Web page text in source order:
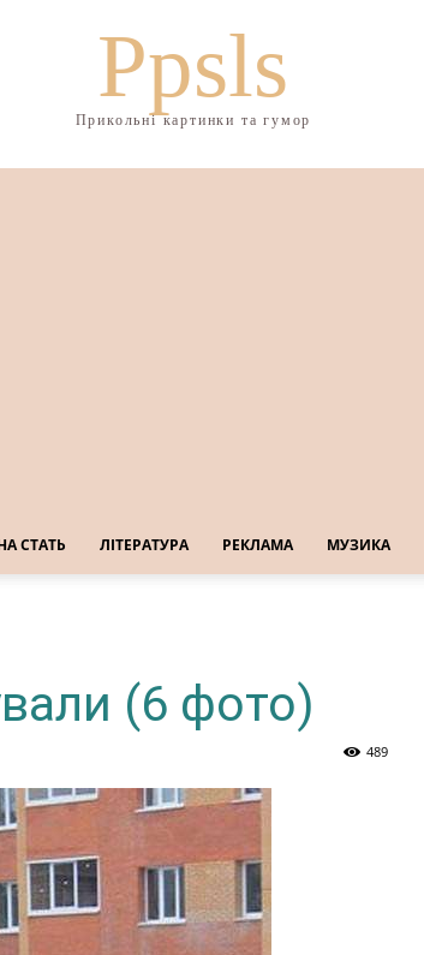
Ppsls
Прикольні картинки та гумор
СТАТЬ ЛІТЕРАТУРА РЕКЛАМА МУЗИКА
(6 фото)
489